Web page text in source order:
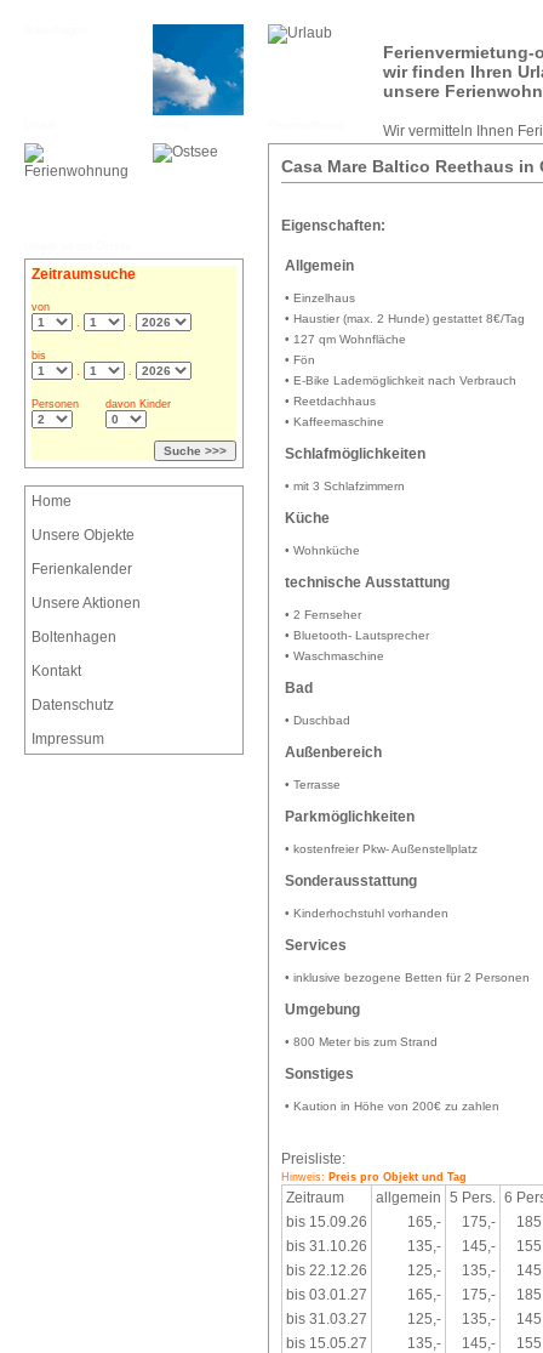
Ferienvermietung-
wir finden Ihren
unsere
Wir vermitteln Ihnen
Casa Mare Baltico Reethaus in
Eigenschaften:
Allgemein
• Einzelhaus
• Haustier (max. 2 Hunde) gestattet 8€/Tag
• 127 qm Wohnfläche
• Fön
• E-Bike Lademöglichkeit nach Verbrauch
• Reetdachhaus
• Kaffeemaschine
Schlafmöglichkeiten
• mit 3 Schlafzimmern
Küche
• Wohnküche
technische Ausstattung
• 2 Fernseher
• Bluetooth- Lautsprecher
• Waschmaschine
Bad
• Duschbad
Außenbereich
• Terrasse
Parkmöglichkeiten
• kostenfreier Pkw- Außenstellplatz
Sonderausstattung
• Kinderhochstuhl vorhanden
Services
• inklusive bezogene Betten für 2 Personen
Umgebung
• 800 Meter bis zum Strand
Sonstiges
• Kaution in Höhe von 200€ zu zahlen
Preisliste:
Hinweis: Preis pro Objekt und Tag
Zeitraum allgemein 5 Pers. 6
bis 15.09.26
165,- 175,-
bis 31.10.26
135,- 145,-
bis 22.12.26
125,- 135,-
bis 03.01.27
165,- 175,-
bis 31.03.27
125,- 135,-
bis 15.05.27
135,- 145,-
Zeitraumsuche
von
.
.
bis
.
.
Personen davon Kinder
Home
Unsere Objekte
Ferienkalender
Unsere Aktionen
Boltenhagen
Kontakt
Datenschutz
Impressum